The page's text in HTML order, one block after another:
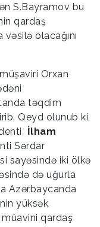
S.Bayramov bu
qardaş
vəsilə olacağını
Orxan
təqdim
Qeyd olunub ki,
İlham
Sərdar
sayəsində iki ölkə
də uğurla
Azərbaycanda
yüksək
qardaş